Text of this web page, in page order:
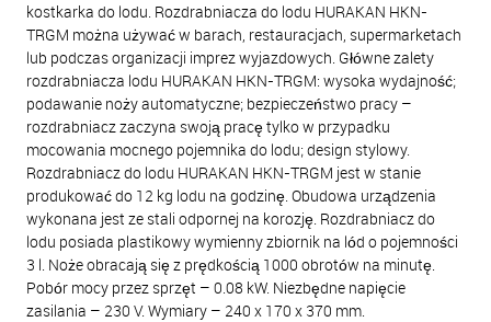
kostkarka do lodu. Rozdrabniacza do lodu HURAKAN HKN-
TRGM można używać w barach, restauracjach, supermarketach
lub podczas organizacji imprez wyjazdowych. Główne zalety
rozdrabniacza lodu HURAKAN HKN-TRGM: wysoka wydajność;
podawanie noży automatyczne; bezpieczeństwo pracy –
rozdrabniacz zaczyna swoją pracę tylko w przypadku
mocowania mocnego pojemnika do lodu; design stylowy.
Rozdrabniacz do lodu HURAKAN HKN-TRGM jest w stanie
produkować do 12 kg lodu na godzinę. Obudowa urządzenia
wykonana jest ze stali odpornej na korozję. Rozdrabniacz do
lodu posiada plastikowy wymienny zbiornik na lód o pojemności
3 l. Noże obracają się z prędkością 1000 obrotów na minutę.
Pobór mocy przez sprzęt – 0.08 kW. Niezbędne napięcie
zasilania – 230 V. Wymiary – 240 х 170 х 370 mm.